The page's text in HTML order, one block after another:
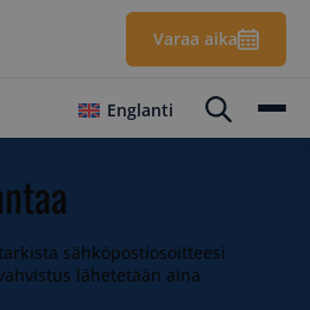
Varaa aika
Englanti
sähköpostiosoitteesi
lähetetään aina